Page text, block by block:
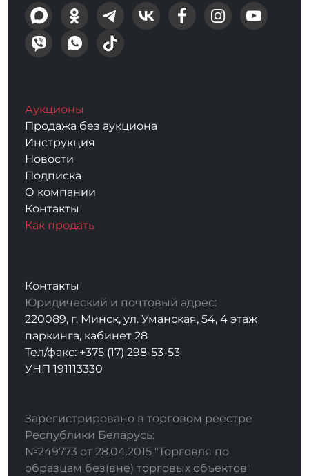
Аукционы
Продажа без аукциона
Инструкция
Новости
Подписка
О компании
Контакты
Как продать
Контакты
Юридический и почтовый адрес:
220089, г. Минск, ул. Уманская, 54, 4 этаж
паркинга, кабинет 28
Тел/факс: +375 (17) 298-53-53
УНП 191113330
Зарегистрировано в торговом реестре
Республики Беларусь:
№249773 от 28.04.2015 "Торговля по
образцам без(вне) торговых объектов"